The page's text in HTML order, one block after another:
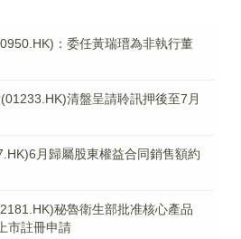
：委任黃瑞瑨為非執行董
清盤呈請聆訊押後至7月
月歸屬股東權益合同銷售額約
秘魯衛生部批准核心產品
市註冊申請